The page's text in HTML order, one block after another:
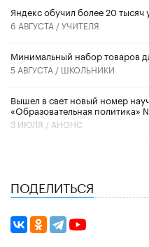
​Яндекс обучил более 20 тысяч
6 АВГУСТА /УЧИТЕЛЯ
Минимальный набор товаров
5 АВГУСТА / ШКОЛЬНИКИ
Вышел в свет новый номер
«Образовательная политика»
3 ИЮЛЯ / АНОНС
ПОДЕЛИТЬСЯ